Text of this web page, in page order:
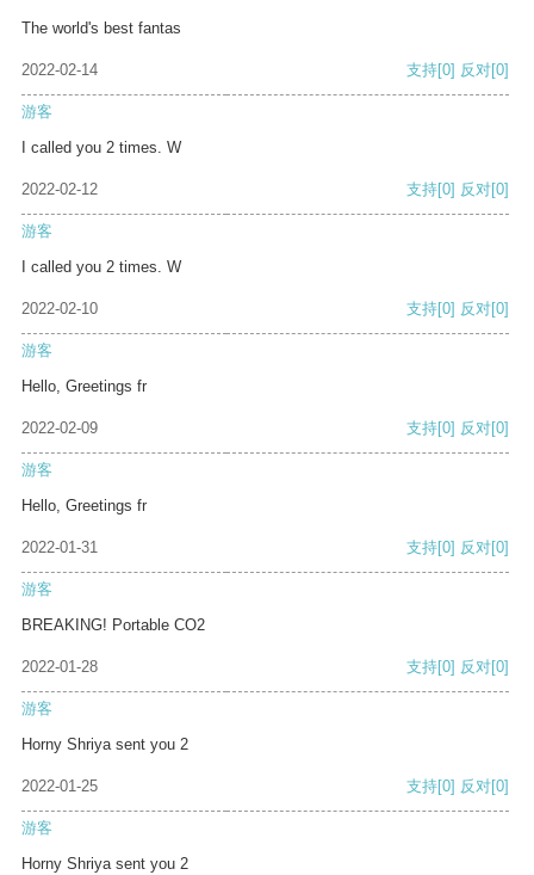
The world's best fantas
2022-02-14 支持[0] 反对[0]
游客
I called you 2 times. W
2022-02-12 支持[0] 反对[0]
游客
I called you 2 times. W
2022-02-10 支持[0] 反对[0]
游客
Hello, Greetings fr
2022-02-09 支持[0] 反对[0]
游客
Hello, Greetings fr
2022-01-31 支持[0] 反对[0]
游客
BREAKING! Portable CO2
2022-01-28 支持[0] 反对[0]
游客
Horny Shriya sent you 2
2022-01-25 支持[0] 反对[0]
游客
Horny Shriya sent you 2